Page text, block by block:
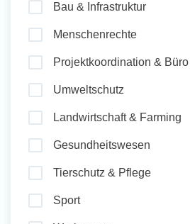
Initiativbewerbung
Bau & Infrastruktur
Menschenrechte
Projektkoordination & Büro
Umweltschutz
Landwirtschaft & Farming
Gesundheitswesen
Tierschutz & Pflege
Sport